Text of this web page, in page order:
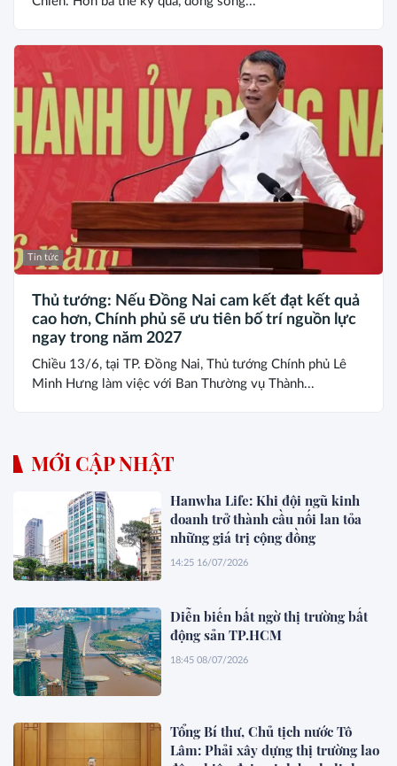
Tin tức
Thủ tướng: Nếu Đồng Nai cam kết đạt kết quả
cao hơn, Chính phủ sẽ ưu tiên bố trí nguồn lực
ngay trong năm 2027
Chiều 13/6, tại TP. Đồng Nai, Thủ tướng Chính phủ Lê
Minh Hưng làm việc với Ban Thường vụ Thành...
MỚI CẬP NHẬT
Hanwha Life: Khi đội ngũ kinh
doanh trở thành cầu nối lan tỏa
những giá trị cộng đồng
14:25 16/07/2026
Diễn biến bất ngờ thị trường bất
động sản TP.HCM
18:45 08/07/2026
Tổng Bí thư, Chủ tịch nước Tô
Lâm: Phải xây dựng thị trường lao